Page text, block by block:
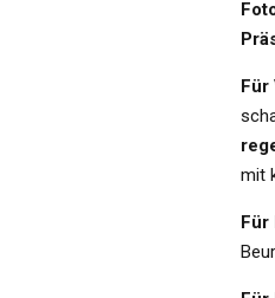
Für
mit
Für